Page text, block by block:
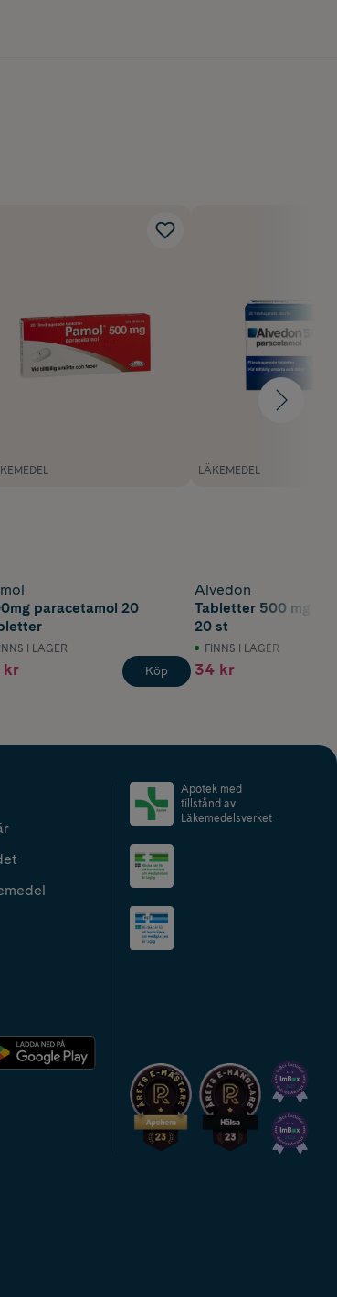
paracetamol 20
I LAGER
kr Köp
LÄKEMEDEL
Alvedon
Tabletter 500 mg
20 st
FINNS I LAGER
34 kr
Apotek med
tillstånd av
Läkemedelsverket
2024